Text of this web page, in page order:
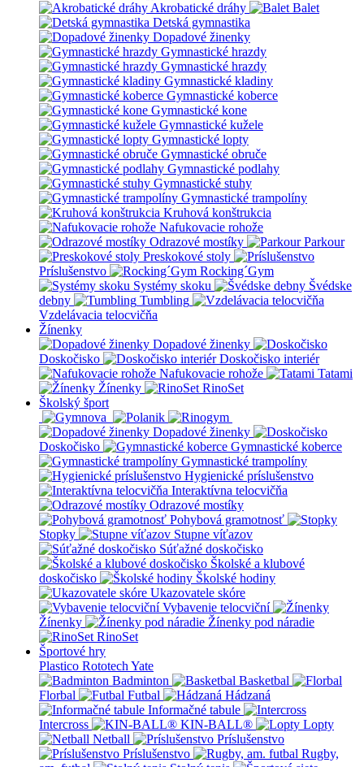
Akrobatické dráhy
Balet
Detská gymnastika
Dopadové žinenky
Gymnastické hrazdy
Gymnastické hrazdy
Gymnastické kladiny
Gymnastické koberce
Gymnastické kone
Gymnastické kužele
Gymnastické lopty
Gymnastické obruče
Gymnastické podlahy
Gymnastické stuhy
Gymnastické trampolíny
Kruhová konštrukcia
Nafukovacie rohože
Odrazové mostíky
Parkour
Preskokové stoly
Príslušenstvo
Rocking´Gym
Systémy skoku
Švédske
debny
Tumbling
Vzdelávacia telocvičňa
Žínenky
Dopadové žinenky
Doskočisko
Doskočisko interiér
Nafukovacie rohože
Tatami
Žínenky
RinoSet
Školský šport
Dopadové žinenky
Doskočisko
Gymnastické koberce
Gymnastické trampolíny
Hygienické príslušenstvo
Interaktívna telocvičňa
Odrazové mostíky
Pohybová gramotnosť
Stopky
Stupne víťazov
Súťažné doskočisko
Školské a klubové
doskočisko
Školské hodiny
Ukazovatele skóre
Vybavenie telocviční
Žínenky
Žínenky pod náradie
RinoSet
Športové hry
Plastico Rototech Yate
Badminton
Basketbal
Florbal
Futbal
Hádzaná
Informačné tabule
Intercross
KIN-BALL®
Lopty
Netball
Príslušenstvo
Príslušenstvo
Rugby,